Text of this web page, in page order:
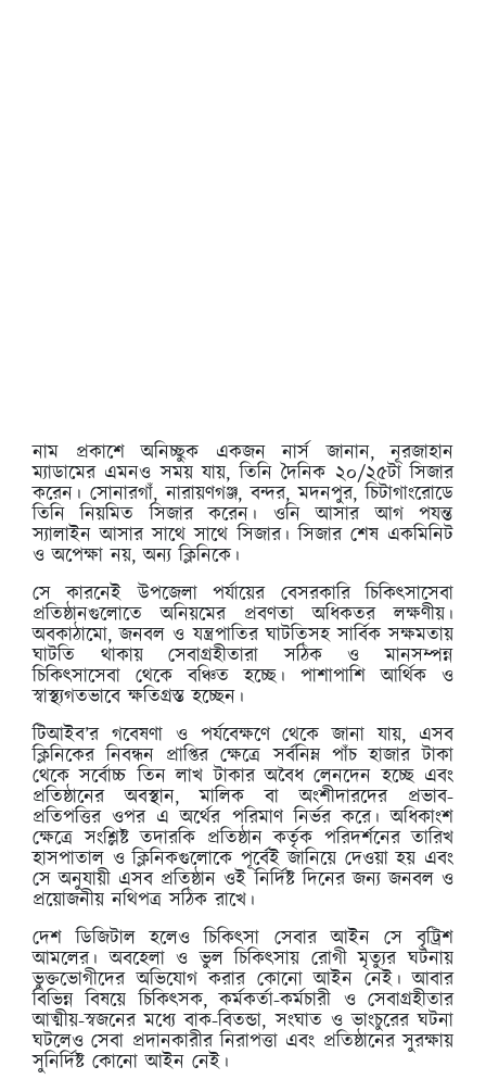
নাম প্রকাশে অনিচ্ছুক একজন নার্স জানান, নূরজাহান
ম্যাডামের এমনও সময় যায়, তিনি দৈনিক ২০/২৫টা সিজার
করেন। সোনারগাঁ, নারায়ণগঞ্জ, বন্দর, মদনপুর, চিটাগাংরোডে
তিনি নিয়মিত সিজার করেন। ওনি আসার আগ পযন্ত
স্যালাইন আসার সাথে সাথে সিজার। সিজার শেষ একমিনিট
ও অপেক্ষা নয়, অন্য ক্লিনিকে।
সে কারনেই উপজেলা পর্যায়ের বেসরকারি চিকিৎসাসেবা
প্রতিষ্ঠানগুলোতে অনিয়মের প্রবণতা অধিকতর লক্ষণীয়।
অবকাঠামো, জনবল ও যন্ত্রপাতির ঘাটতিসহ সার্বিক সক্ষমতায়
ঘাটতি থাকায় সেবাগ্রহীতারা সঠিক ও মানসম্পন্ন
চিকিৎসাসেবা থেকে বঞ্চিত হচ্ছে। পাশাপাশি আর্থিক ও
স্বাস্থ্যগতভাবে ক্ষতিগ্রস্ত হচ্ছেন।
টিআইব’র গবেষণা ও পর্যবেক্ষণে থেকে জানা যায়, এসব
ক্লিনিকের নিবন্ধন প্রাপ্তির ক্ষেত্রে সর্বনিম্ন পাঁচ হাজার টাকা
থেকে সর্বোচ্চ তিন লাখ টাকার অবৈধ লেনদেন হচ্ছে এবং
প্রতিষ্ঠানের অবস্থান, মালিক বা অংশীদারদের প্রভাব-
প্রতিপত্তির ওপর এ অর্থের পরিমাণ নির্ভর করে। অধিকাংশ
ক্ষেত্রে সংশ্লিষ্ট তদারকি প্রতিষ্ঠান কর্তৃক পরিদর্শনের তারিখ
হাসপাতাল ও ক্লিনিকগুলোকে পূর্বেই জানিয়ে দেওয়া হয় এবং
সে অনুযায়ী এসব প্রতিষ্ঠান ওই নির্দিষ্ট দিনের জন্য জনবল ও
প্রয়োজনীয় নথিপত্র সঠিক রাখে।
দেশ ডিজিটাল হলেও চিকিৎসা সেবার আইন সে বৃট্রিশ
আমলের। অবহেলা ও ভুল চিকিৎসায় রোগী মৃত্যুর ঘটনায়
ভুক্তভোগীদের অভিযোগ করার কোনো আইন নেই। আবার
বিভিন্ন বিষয়ে চিকিৎসক, কর্মকর্তা-কর্মচারী ও সেবাগ্রহীতার
আত্মীয়-স্বজনের মধ্যে বাক-বিতন্ডা, সংঘাত ও ভাংচুরের ঘটনা
ঘটলেও সেবা প্রদানকারীর নিরাপত্তা এবং প্রতিষ্ঠানের সুরক্ষায়
সুনির্দিষ্ট কোনো আইন নেই।